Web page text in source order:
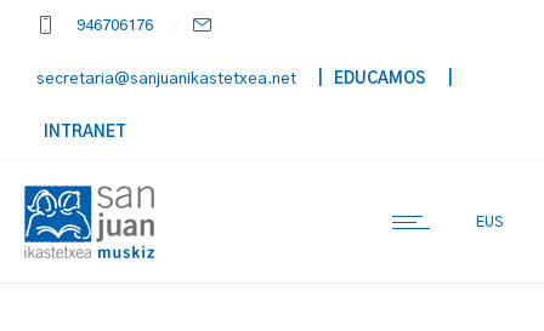
946706176
secretaria@sanjuanikastetxea.net | EDUCAMOS
INTRANET
EUS